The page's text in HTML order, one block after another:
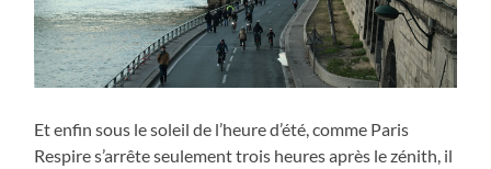
Et enfin sous le soleil de l’heure d’été, comme Paris
Respire s’arrête seulement trois heures après le zénith, il